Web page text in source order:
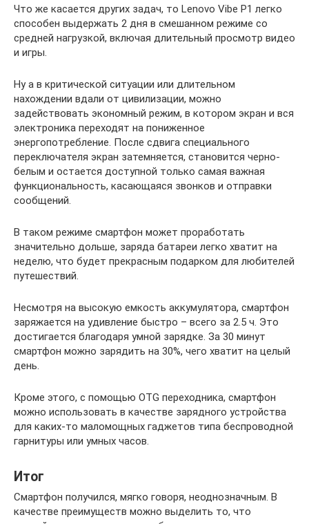
Что же касается других задач, то Lenovo Vibe P1 легко
способен выдержать 2 дня в смешанном режиме со
средней нагрузкой, включая длительный просмотр видео
и игры.
Ну а в критической ситуации или длительном
нахождении вдали от цивилизации, можно
задействовать экономный режим, в котором экран и вся
электроника переходят на пониженное
энергопотребление. После сдвига специального
переключателя экран затемняется, становится черно-
белым и остается доступной только самая важная
функциональность, касающаяся звонков и отправки
сообщений.
В таком режиме смартфон может проработать
значительно дольше, заряда батареи легко хватит на
неделю, что будет прекрасным подарком для любителей
путешествий.
Несмотря на высокую емкость аккумулятора, смартфон
заряжается на удивление быстро – всего за 2.5 ч. Это
достигается благодаря умной зарядке. За 30 минут
смартфон можно зарядить на 30%, чего хватит на целый
день.
Кроме этого, с помощью OTG переходника, смартфон
можно использовать в качестве зарядного устройства
для каких-то маломощных гаджетов типа беспроводной
гарнитуры или умных часов.
Итог
Смартфон получился, мягко говоря, неоднозначным. В
качестве преимуществ можно выделить то, что